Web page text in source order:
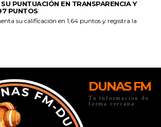
DUNAS FM
Tu informacion de
forma cercana